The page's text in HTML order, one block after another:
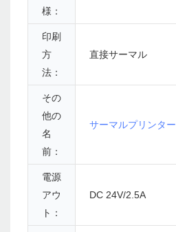
様：
印刷
方
法：
直接サーマル
その
他の
名
前：
サーマルプリンター
電源
アウ
ト：
DC 24V/2.5A